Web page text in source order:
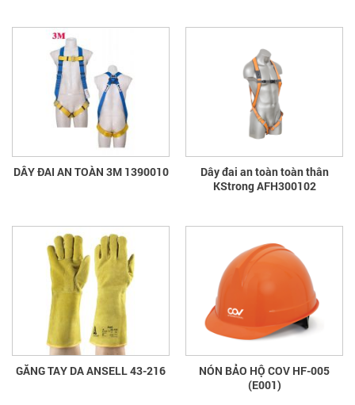
DÂY ĐAI AN TOÀN 3M 1390010
Dây đai an toàn toàn thân
KStrong AFH300102
GĂNG TAY DA ANSELL 43-216
NÓN BẢO HỘ COV HF-005
(E001)